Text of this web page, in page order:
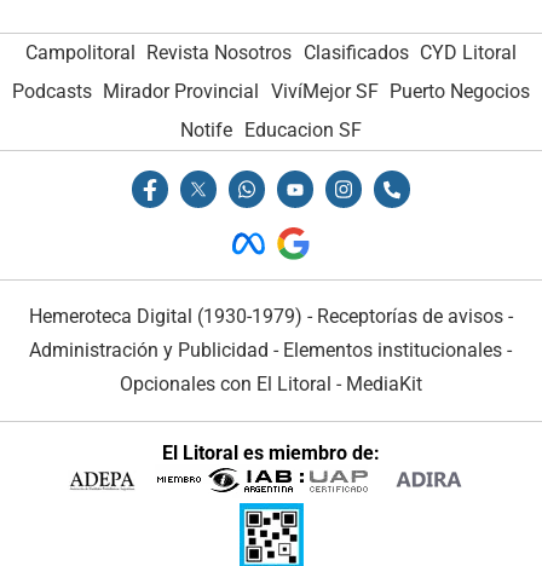
Campolitoral Revista Nosotros Clasificados CYD Litoral
Podcasts Mirador Provincial VivíMejor SF Puerto Negocios
Notife
Educacion SF
Hemeroteca Digital (1930-1979) - Receptorías de avisos -
Administración y Publicidad - Elementos institucionales -
Opcionales con El Litoral - MediaKit
El Litoral es miembro de: